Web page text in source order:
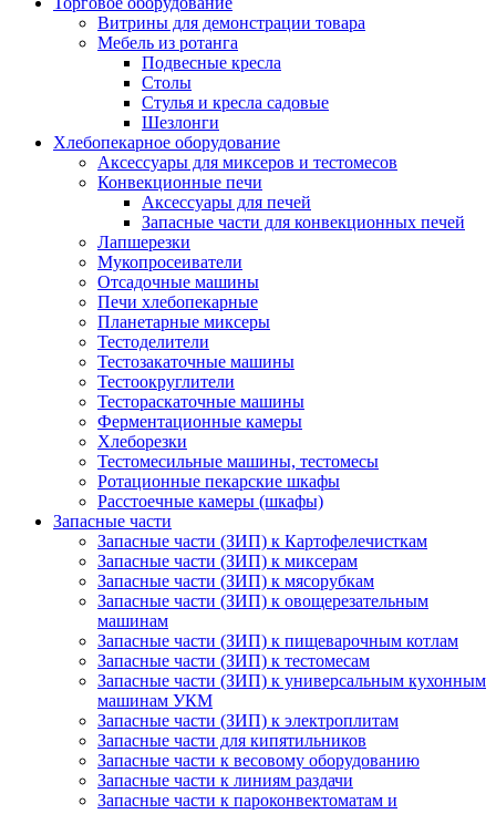
Витрины для демонстрации товара
Мебель из ротанга
Подвесные кресла
Столы
Стулья и кресла садовые
Шезлонги
Хлебопекарное оборудование
Аксессуары для миксеров и тестомесов
Конвекционные печи
Аксессуары для печей
Запасные части для конвекционных печей
Лапшерезки
Мукопросеиватели
Отсадочные машины
Печи хлебопекарные
Планетарные миксеры
Тестоделители
Тестозакаточные машины
Тестоокруглители
Тестораскаточные машины
Ферментационные камеры
Хлеборезки
Тестомесильные машины, тестомесы
Ротационные пекарские шкафы
Расстоечные камеры (шкафы)
Запасные части
Запасные части (ЗИП) к Картофелечисткам
Запасные части (ЗИП) к миксерам
Запасные части (ЗИП) к мясорубкам
Запасные части (ЗИП) к овощерезательным
машинам
Запасные части (ЗИП) к пищеварочным котлам
Запасные части (ЗИП) к тестомесам
Запасные части (ЗИП) к универсальным кухонным
машинам УКМ
Запасные части (ЗИП) к электроплитам
Запасные части для кипятильников
Запасные части к весовому оборудованию
Запасные части к линиям раздачи
Запасные части к пароконвектоматам и